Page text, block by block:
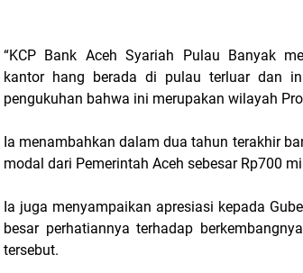
“KCP Bank Aceh Syariah Pulau Banyak
kantor hang berada di pulau terluar dan
pengukuhan bahwa ini merupakan wilayah
Ia menambahkan dalam dua tahun terakhir
modal dari Pemerintah Aceh sebesar Rp700
Ia juga menyampaikan apresiasi kepada
besar perhatiannya terhadap
tersebut.